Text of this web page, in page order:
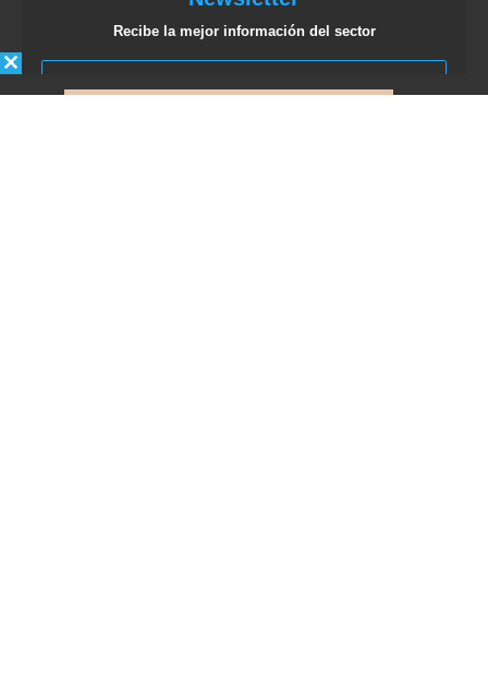
Recibe la mejor información del sector